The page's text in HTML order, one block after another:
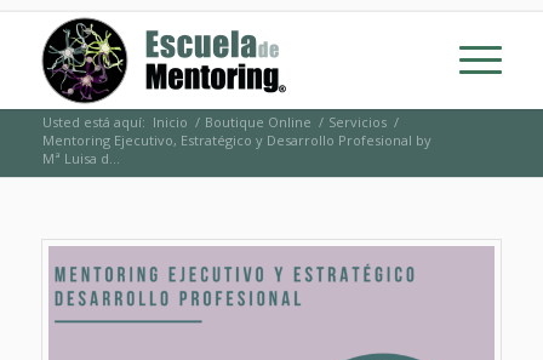
Usted está aquí: Inicio / Boutique Online / Servicios /
Mentoring Ejecutivo, Estratégico y Desarrollo Profesional by
Mª Luisa d...